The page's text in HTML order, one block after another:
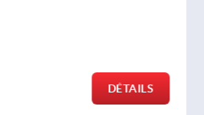
DÉTAILS